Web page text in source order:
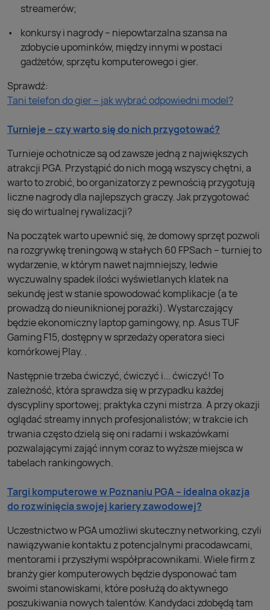
streamerów;
konkursy i nagrody – niepowtarzalna szansa na
zdobycie upominków, między innymi w postaci
gadżetów, sprzętu komputerowego i gier.
Sprawdź:
Tani telefon do gier – jak wybrać odpowiedni model?
Turnieje – czy warto się do nich przygotować?
Turnieje ochotnicze są od zawsze jedną z największych
atrakcji PGA. Przystąpić do nich mogą wszyscy chętni, a
warto to zrobić, bo organizatorzy z pewnością przygotują
liczne nagrody dla najlepszych graczy. Jak przygotować
się do wirtualnej rywalizacji?
Na początek warto upewnić się, że domowy sprzęt pozwoli
na rozgrywkę treningową w stałych 60 FPSach – turniej to
wydarzenie, w którym nawet najmniejszy, ledwie
wyczuwalny spadek ilości wyświetlanych klatek na
sekundę jest w stanie spowodować komplikacje (a te
prowadzą do nieuniknionej porażki). Wystarczający
będzie ekonomiczny laptop gamingowy, np. Asus TUF
Gaming F15, dostępny w sprzedaży operatora sieci
komórkowej Play. .
Następnie trzeba ćwiczyć, ćwiczyć i... ćwiczyć! To
zależność, która sprawdza się w przypadku każdej
dyscypliny sportowej; praktyka czyni mistrza. A przy okazji
oglądać streamy innych profesjonalistów; w trakcie ich
trwania często dzielą się oni radami i wskazówkami
pozwalającymi zająć innym coraz to wyższe miejsca w
tabelach rankingowych.
Targi komputerowe w Poznaniu PGA – idealna okazja
do rozwinięcia swojej kariery zawodowej?
Uczestnictwo w PGA umożliwi skuteczny networking, czyli
nawiązywanie kontaktu z potencjalnymi pracodawcami,
mentorami i przyszłymi współpracownikami. Wiele firm z
branży gier komputerowych będzie dysponować tam
swoimi stanowiskami, które posłużą do aktywnego
poszukiwania nowych talentów. Kandydaci zdobędą tam